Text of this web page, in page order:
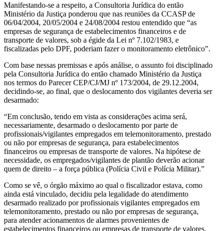
Manifestando-se a respeito, a Consultoria Jurídica do então
Ministério da Justiça ponderou que nas reuniões da CCASP de
06/04/2004, 20/05/2004 e 24/08/2004 restou entendido que “as
empresas de segurança de estabelecimentos financeiros e de
transporte de valores, sob a égide da Lei nº 7.102/1983, e
fiscalizadas pelo DPF, poderiam fazer o monitoramento eletrônico”.
Com base nessas premissas e após análise, o assunto foi disciplinado
pela Consultoria Jurídica do então chamado Ministério da Justiça
nos termos do Parecer CEP/CJ/MJ nº 173/2004, de 29.12.2004,
decidindo-se, ao final, que o deslocamento dos vigilantes deveria ser
desarmado:
“Em conclusão, tendo em vista as considerações acima será,
necessariamente, desarmado o deslocamento por parte de
profissionais/vigilantes empregados em telemonitoramento, prestado
ou não por empresas de segurança, para estabelecimentos
financeiros ou empresas de transporte de valores. Na hipótese de
necessidade, os empregados/vigilantes de plantão deverão acionar
quem de direito – a força pública (Polícia Civil e Polícia Militar).”
Como se vê, o órgão máximo ao qual o fiscalizador estava, como
ainda está vinculado, decidiu pela legalidade do atendimento
desarmado realizado por profissionais vigilantes empregados em
telemonitoramento, prestado ou não por empresas de segurança,
para atender acionamentos de alarmes provenientes de
estabelecimentos financeiros ou empresas de transporte de valores.